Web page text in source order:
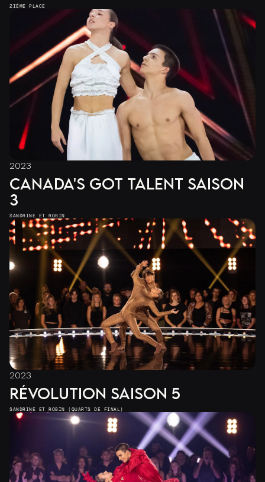
2IÈME PLACE
2023
CANADA'S GOT TALENT SAISON
3
SANDRINE ET ROBIN
2023
RÉVOLUTION SAISON 5
SANDRINE ET ROBIN (QUARTS DE FINAL)